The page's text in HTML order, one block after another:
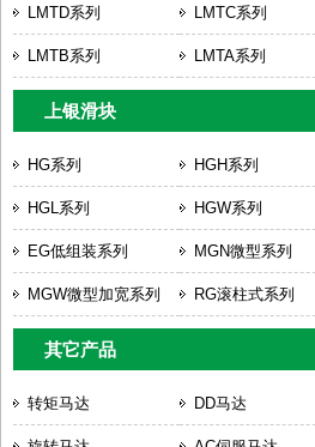
LMTD系列 LMTC系列
LMTB系列 LMTA系列
上银滑块
HG系列 HGH系列
HGL系列 HGW系列
EG低组装系列 MGN微型系列
MGW微型加宽系列 RG滚柱式系列
其它产品
转矩马达 DD马达